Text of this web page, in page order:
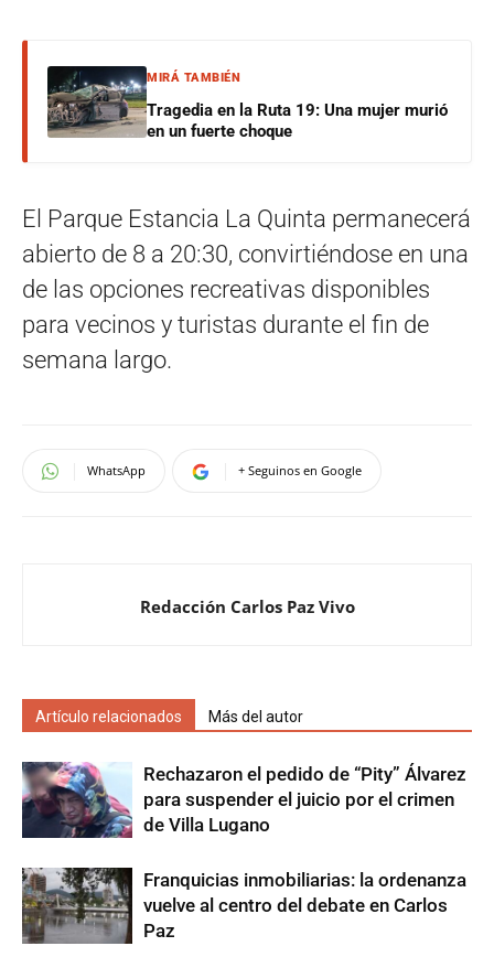
MIRÁ TAMBIÉN
Tragedia en la Ruta 19: Una mujer murió
en un fuerte choque
El Parque Estancia La Quinta permanecerá
abierto de 8 a 20:30, convirtiéndose en una
de las opciones recreativas disponibles
para vecinos y turistas durante el fin de
semana largo.
WhatsApp + Seguinos en Google
Redacción Carlos Paz Vivo
Artículo relacionados Más del autor
Rechazaron el pedido de “Pity” Álvarez
para suspender el juicio por el crimen
de Villa Lugano
Franquicias inmobiliarias: la ordenanza
vuelve al centro del debate en Carlos
Paz